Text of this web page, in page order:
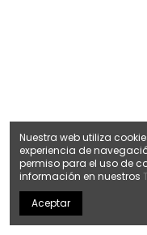
Nuestra web utiliza
experiencia de
permiso para el uso de
información en nuestros
Aceptar